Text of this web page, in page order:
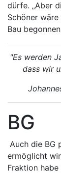
dürfe. „Aber
Schöner
Bau
"Es werden
dass wir
BG
Auch die BG
ermöglicht
Fraktion